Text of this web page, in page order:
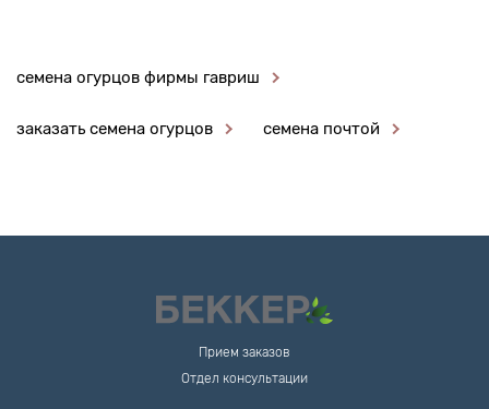
семена огурцов фирмы гавриш
заказать семена огурцов семена почтой
Прием заказов
Отдел консультации